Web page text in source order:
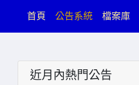
首頁 (current)
公告系統 檔案庫
近月內熱門公告